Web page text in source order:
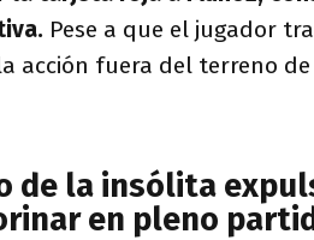
Pese a que el jugador
acción fuera del terreno
de la insólita
en pleno